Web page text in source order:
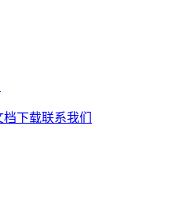
档下载联系我们